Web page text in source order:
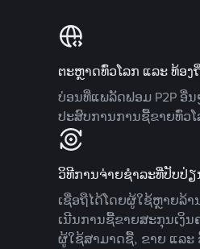
ຕະຫຼາດທົ່ວໂລກ ແລະ ທ້ອງ
ບ່ອນທີ່ແພລັດຟອມ P2P ອື່
ປະສົບການການຊື້ຂາຍທົ່ວໂ
ວິທີການຈ່າຍຊຳລະທີ່ປັບປ່ຽ
ເຊື່ອຖືໄດ້ໂດຍຜູ້ໃຊ້ຫຼາຍລ້າ
ເນີນການຊື້ຂາຍສະກຸນເງິນ
ຜູ້ໃຊ້ສາມາດຊື້, ຂາຍ ແລະ